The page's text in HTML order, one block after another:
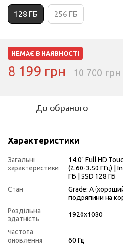
128 ГБ 256 ГБ
НЕМАЄ В НАЯВНОСТІ
8 199 грн 10 700 грн
До обраного
Характеристики
Загальні
характеристики
14.0" Full HD
(2.60-3.50 ГГц) |
ГБ | SSD 128 ГБ
Стан
Grade: A
подряпини на
Роздільна
здатність
1920x1080
Частота
оновлення
60 Гц